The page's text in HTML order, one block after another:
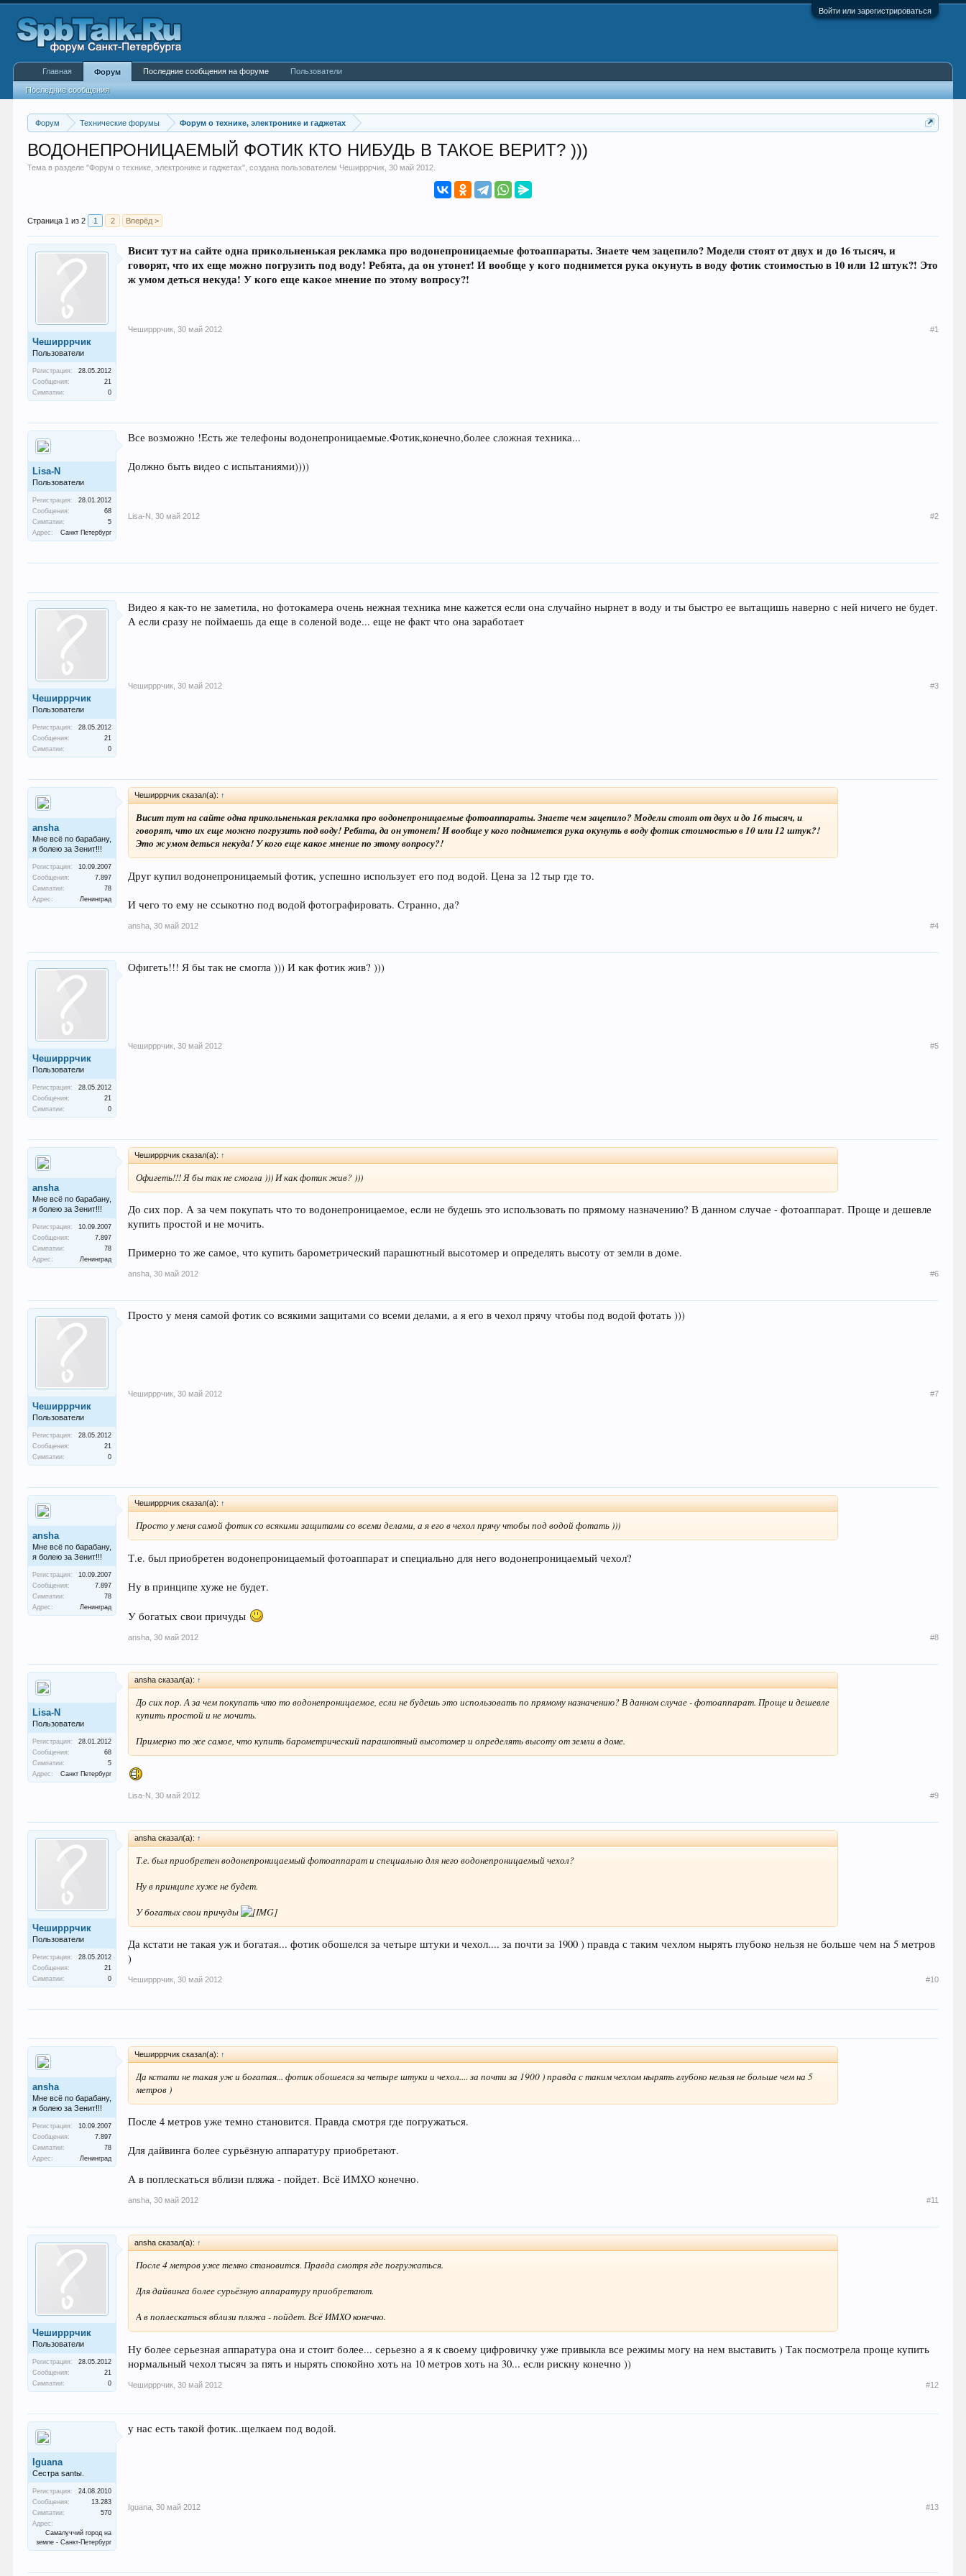
Войти или зарегистрироваться
Форум Технические форумы Форум о технике, электронике и гаджетах
ВОДОНЕПРОНИЦАЕМЫЙ ФОТИК КТО НИБУДЬ В ТАКОЕ ВЕРИТ? )))
Тема в разделе "Форум о технике, электронике и гаджетах", создана пользователем Чеширррчик ,30 май 2012
Страница 1 из 2 1 2 Вперёд >
Чеширррчик
Пользователи
Регистрация:
28.05.2012
Сообщения:
21
Симпатии:
0
Висит тут на сайте одна прикольненькая рекламка про водонепроницаемые фотоаппараты. Знаете чем зацепило? Модели стоят от двух и до 16 тысяч, и
говорят, что их еще можно погрузить под воду! Ребята, да он утонет! И вообще у кого поднимется рука окунуть в воду фотик стоимостью в 10 или 12 штук?! Это
ж умом деться некуда! У кого еще какое мнение по этому вопросу?!
Чеширррчик 30 май 2012 #1
Lisa-N
Пользователи
Регистрация:
28.01.2012
Сообщения:
68
Симпатии:
5
Адрес:
Санкт Петербург
Все возможно !Есть же телефоны водонепроницаемые.Фотик,конечно,более сложная техника...
Должно быть видео с испытаниями))))
Lisa-N 30 май 2012 #2
Чеширррчик
Пользователи
Регистрация:
28.05.2012
Сообщения:
21
Симпатии:
0
Видео я как-то не заметила, но фотокамера очень нежная техника мне кажется если она случайно нырнет в воду и ты быстро ее вытащишь наверно с ней ничего не будет.
А если сразу не поймаешь да еще в соленой воде... еще не факт что она заработает
Чеширррчик 30 май 2012 #3
ansha
Мне всё по барабану,
я болею за Зенит!!!
Регистрация:
10.09.2007
Сообщения:
7.897
Симпатии:
78
Адрес:
Ленинград
Чеширррчик сказал(а): ↑
Висит тут на сайте одна прикольненькая рекламка про водонепроницаемые фотоаппараты. Знаете чем зацепило? Модели стоят от двух и до 16 тысяч, и
говорят, что их еще можно погрузить под воду! Ребята, да он утонет! И вообще у кого поднимется рука окунуть в воду фотик стоимостью в 10 или 12 штук?!
Это ж умом деться некуда! У кого еще какое мнение по этому вопросу?!
Друг купил водонепроницаемый фотик, успешно использует его под водой. Цена за 12 тыр где то.
И чего то ему не ссыкотно под водой фотографировать. Странно, да?
ansha 30 май 2012 #4
Чеширррчик
Пользователи
Регистрация:
28.05.2012
Сообщения:
21
Симпатии:
0
Офигеть!!! Я бы так не смогла ))) И как фотик жив? )))
Чеширррчик 30 май 2012 #5
ansha
Мне всё по барабану,
я болею за Зенит!!!
Регистрация:
10.09.2007
Сообщения:
7.897
Симпатии:
78
Адрес:
Ленинград
Чеширррчик сказал(а): ↑
Офигеть!!! Я бы так не смогла ))) И как фотик жив? )))
До сих пор. А за чем покупать что то водонепроницаемое, если не будешь это использовать по прямому назначению? В данном случае - фотоаппарат. Проще и дешевле
купить простой и не мочить.
Примерно то же самое, что купить барометрический парашютный высотомер и определять высоту от земли в доме.
ansha 30 май 2012 #6
Чеширррчик
Пользователи
Регистрация:
28.05.2012
Сообщения:
21
Симпатии:
0
Просто у меня самой фотик со всякими защитами со всеми делами, а я его в чехол прячу чтобы под водой фотать )))
Чеширррчик 30 май 2012 #7
ansha
Мне всё по барабану,
я болею за Зенит!!!
Регистрация:
10.09.2007
Сообщения:
7.897
Симпатии:
78
Адрес:
Ленинград
Чеширррчик сказал(а): ↑
Просто у меня самой фотик со всякими защитами со всеми делами, а я его в чехол прячу чтобы под водой фотать )))
Т.е. был приобретен водонепроницаемый фотоаппарат и специально для него водонепроницаемый чехол?
Ну в принципе хуже не будет.
У богатых свои причуды
ansha 30 май 2012 #8
Lisa-N
Пользователи
Регистрация:
28.01.2012
Сообщения:
68
Симпатии:
5
Адрес:
Санкт Петербург
ansha сказал(а): ↑
До сих пор. А за чем покупать что то водонепроницаемое, если не будешь это использовать по прямому назначению? В данном случае - фотоаппарат. Проще и дешевле
купить простой и не мочить.
Примерно то же самое, что купить барометрический парашютный высотомер и определять высоту от земли в доме.
Lisa-N 30 май 2012 #9
Чеширррчик
Пользователи
Регистрация:
28.05.2012
Сообщения:
21
Симпатии:
0
ansha сказал(а): ↑
Т.е. был приобретен водонепроницаемый фотоаппарат и специально для него водонепроницаемый чехол?
Ну в принципе хуже не будет.
У богатых свои причуды
Да кстати не такая уж и богатая... фотик обошелся за четыре штуки и чехол.... за почти за 1900 ) правда с таким чехлом нырять глубоко нельзя не больше чем на 5 метров
)
Чеширррчик 30 май 2012 #10
ansha
Мне всё по барабану,
я болею за Зенит!!!
Регистрация:
10.09.2007
Сообщения:
7.897
Симпатии:
78
Адрес:
Ленинград
Чеширррчик сказал(а): ↑
Да кстати не такая уж и богатая... фотик обошелся за четыре штуки и чехол.... за почти за 1900 ) правда с таким чехлом нырять глубоко нельзя не больше чем на 5
метров )
После 4 метров уже темно становится. Правда смотря где погружаться.
Для дайвинга более сурьёзную аппаратуру приобретают.
А в поплескаться вблизи пляжа - пойдет. Всё ИМХО конечно.
ansha 30 май 2012 #11
Чеширррчик
Пользователи
Регистрация:
28.05.2012
Сообщения:
21
Симпатии:
0
ansha сказал(а): ↑
После 4 метров уже темно становится. Правда смотря где погружаться.
Для дайвинга более сурьёзную аппаратуру приобретают.
А в поплескаться вблизи пляжа - пойдет. Всё ИМХО конечно.
Ну более серьезная аппаратура она и стоит более... серьезно а я к своему цифровичку уже привыкла все режимы могу на нем выставить ) Так посмотрела проще купить
нормальный чехол тысяч за пять и нырять спокойно хоть на 10 метров хоть на 30... если рискну конечно ))
Чеширррчик 30 май 2012 #12
Iguana
Сестра santы.
Регистрация:
24.08.2010
Сообщения:
13.283
Симпатии:
570
Адрес:
Самалуччий город на
земле - Санкт-Петербург
у нас есть такой фотик..щелкаем под водой.
Iguana 30 май 2012 #13
Главная Форум
Последние сообщения
Последние сообщения на форуме Пользователи